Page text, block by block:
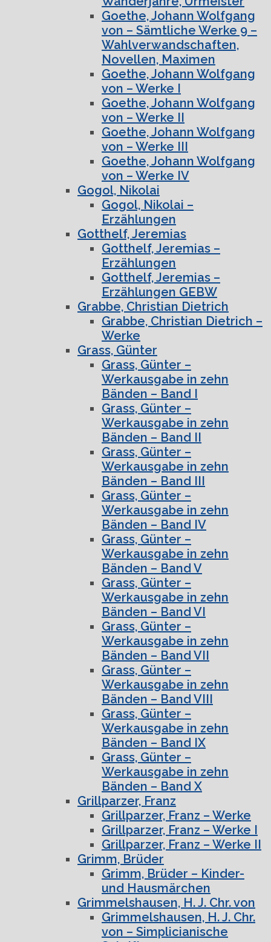
Goethe, Johann Wolfgang
von – Sämtliche Werke 9 –
Wahlverwandschaften,
Novellen, Maximen
Goethe, Johann Wolfgang
von – Werke I
Goethe, Johann Wolfgang
von – Werke II
Goethe, Johann Wolfgang
von – Werke III
Goethe, Johann Wolfgang
von – Werke IV
Gogol, Nikolai
Gogol, Nikolai –
Erzählungen
Gotthelf, Jeremias
Gotthelf, Jeremias –
Erzählungen
Gotthelf, Jeremias –
Erzählungen GEBW
Grabbe, Christian Dietrich
Grabbe, Christian Dietrich –
Werke
Grass, Günter
Grass, Günter –
Werkausgabe in zehn
Bänden – Band I
Grass, Günter –
Werkausgabe in zehn
Bänden – Band II
Grass, Günter –
Werkausgabe in zehn
Bänden – Band III
Grass, Günter –
Werkausgabe in zehn
Bänden – Band IV
Grass, Günter –
Werkausgabe in zehn
Bänden – Band V
Grass, Günter –
Werkausgabe in zehn
Bänden – Band VI
Grass, Günter –
Werkausgabe in zehn
Bänden – Band VII
Grass, Günter –
Werkausgabe in zehn
Bänden – Band VIII
Grass, Günter –
Werkausgabe in zehn
Bänden – Band IX
Grass, Günter –
Werkausgabe in zehn
Bänden – Band X
Grillparzer, Franz
Grillparzer, Franz – Werke
Grillparzer, Franz – Werke I
Grillparzer, Franz – Werke II
Grimm, Brüder
Grimm, Brüder – Kinder-
und Hausmärchen
Grimmelshausen, H. J. Chr. von
Grimmelshausen, H. J. Chr.
von – Simplicianische